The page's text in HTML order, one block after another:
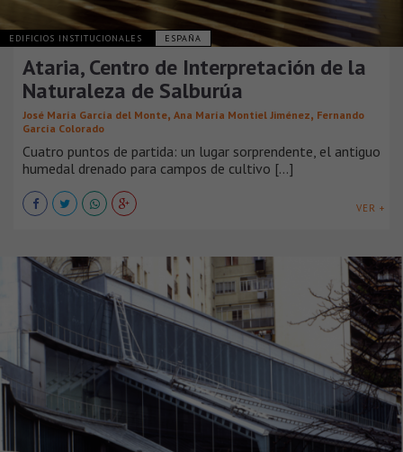
EDIFICIOS INSTITUCIONALES ESPAÑA
Ataria, Centro de Interpretación de la
Naturaleza de Salburúa
José María García del Monte, Ana María Montiel Jiménez, Fernando
García Colorado
Cuatro puntos de partida: un lugar sorprendente, el antiguo
humedal drenado para campos de cultivo [...]
VER +